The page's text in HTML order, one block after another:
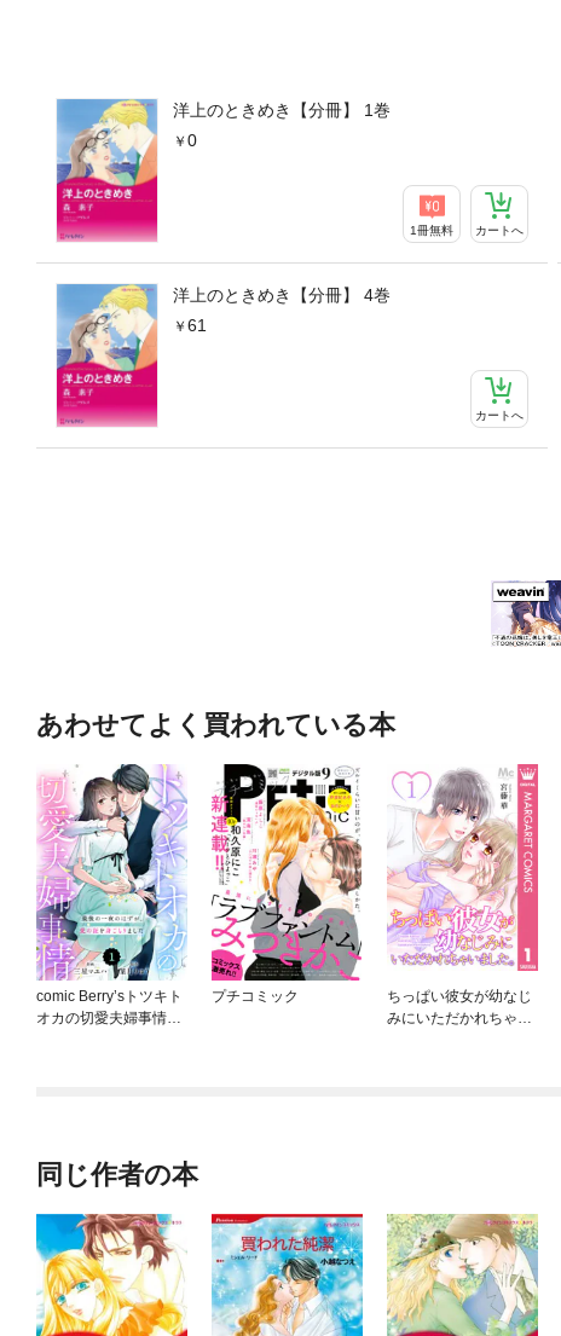
洋上のときめき【分冊】 1巻
0
1冊無料 カートへ
洋上のときめき【分冊】 4巻
61
カートへ
あわせてよく買われている本
comic Berry’sトツキト
オカの切愛夫婦事情～
プチコミック
ちっぱい彼女が幼なじ
みにいただかれちゃい
同じ作者の本